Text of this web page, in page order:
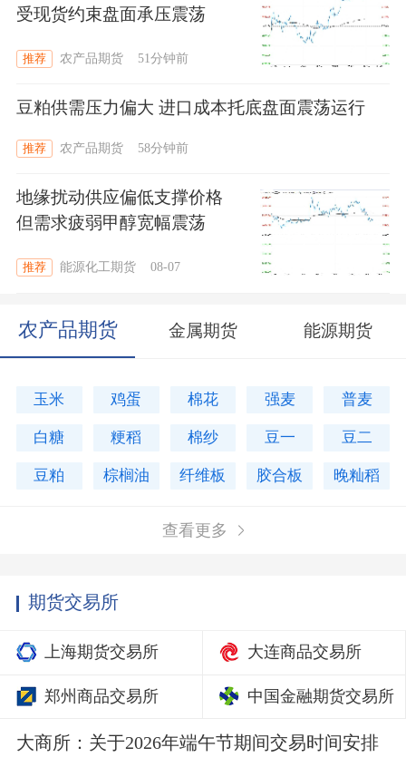
受现货约束盘面承压震荡
推荐 农产品期货 51分钟前
豆粕供需压力偏大 进口成本托底盘面震荡运行
推荐 农产品期货 58分钟前
地缘扰动供应偏低支撑价格
但需求疲弱甲醇宽幅震荡
推荐 能源化工期货 08-07
农产品期货 金属期货 能源期货
玉米 鸡蛋 棉花 强麦 普麦
白糖 粳稻 棉纱 豆一 豆二
豆粕 棕榈油 纤维板 胶合板 晚籼稻
查看更多
期货交易所
上海期货交易所 大连商品交易所
郑州商品交易所 中国金融期货交易所
大商所：关于2026年端午节期间交易时间安排